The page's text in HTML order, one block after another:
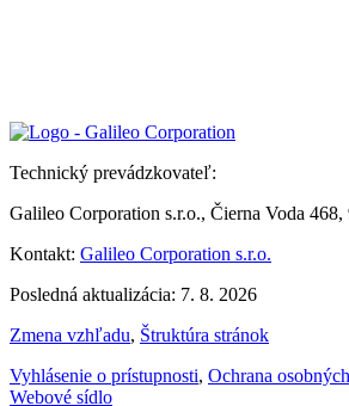
Technický prevádzkovateľ:
Galileo Corporation s.r.o., Čierna Voda 468,
Kontakt: Galileo Corporation s.r.o.
Posledná aktualizácia: 7. 8. 2026
Zmena vzhľadu, Štruktúra stránok
Vyhlásenie o prístupnosti, Ochrana
Webové sídlo